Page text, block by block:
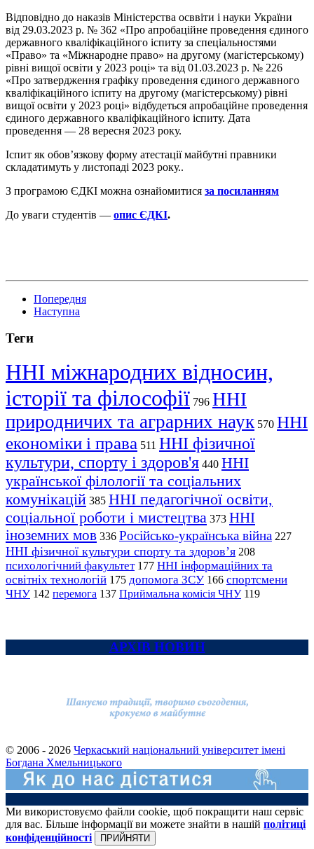
Відповідно до наказів Міністерства осввіти і науки України
від 29.03.2023 р. № 362 «Про апробаційне проведення єдиного
державного кваліфікаційного іспиту за спеціальностями
«Право» та «Міжнародне право» на другому (магістерському)
рівні вищої освіти у 2023 році» та від 01.03.2023 р. № 226
«Про затвердження графіку проведення єдиного державного
кваліфікаційного іспиту на другому (магістерському) рівні
вищої освіти у 2023 році» відбудеться апробаційне проведення
єдиного державного кваліфікаційного іспиту. Дата
проведення — 28 вересня 2023 року.
Іспит як обов’язкову форму атестації майбутні правники
складатимуть у листопаді 2023 року..
З програмою ЄДКІ можна ознайомитися за посиланням
До уваги студентів — опис ЄДКІ.
Попередня
Наступна
Теги
ННІ міжнародних відносин,
історії та філософії 796 ННІ
природничих та аграрних наук 570 ННІ
економіки і права 511 ННІ фізичної
культури, спорту і здоров'я 440 ННІ
української філології та соціальних
комунікацій 385 ННІ педагогічної освіти,
соціальної роботи і мистецтва 373 ННІ
іноземних мов 336 Російсько-українська війна 227
ННІ фізичної культури спорту та здоров’я 208
психологічний факультет 177 ННІ інформаційних та
освітніх технологій 175 допомога ЗСУ 166 спортсмени
ЧНУ 142 перемога 137 Приймальна комісія ЧНУ 119
АРХІВ НОВИН
© 2006 - 2026 Черкаський національний університет імені
Богдана Хмельницького
Ми використовуємо файли cookie, щоб покращити наш сервіс
для вас. Більше інформації ви можете знайти в нашій політиці
конфіденційності
ПРИЙНЯТИ